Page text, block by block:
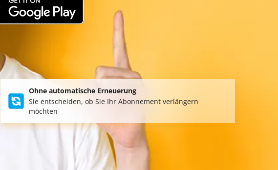
Ohne automatische Erneuerung
Sie entscheiden, ob Sie Ihr Abonnement verlängern
möchten